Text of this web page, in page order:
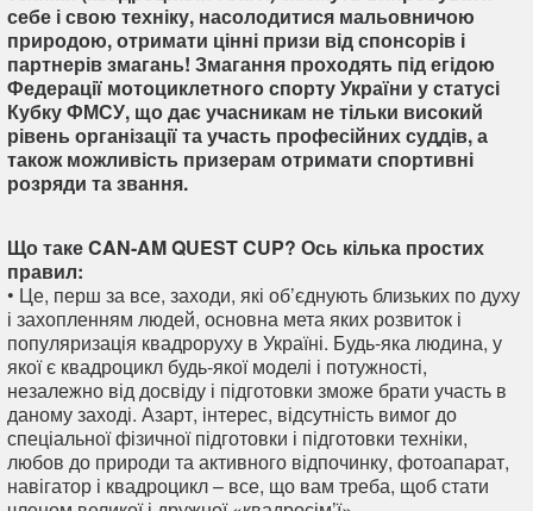
себе і свою техніку, насолодитися мальовничою
природою, отримати цінні призи від спонсорів і
партнерів змагань! Змагання проходять під егідою
Федерації мотоциклетного спорту України у статусі
Кубку ФМСУ, що дає учасникам не тільки високий
рівень організації та участь професійних суддів, а
також можливість призерам отримати спортивні
розряди та звання.
Що таке CAN-AM QUEST CUP? Ось кілька простих
правил:
• Це, перш за все, заходи, які об’єднують близьких по духу
і захопленням людей, основна мета яких розвиток і
популяризація квадроруху в Україні. Будь-яка людина, у
якої є квадроцикл будь-якої моделі і потужності,
незалежно від досвіду і підготовки зможе брати участь в
даному заході. Азарт, інтерес, відсутність вимог до
спеціальної фізичної підготовки і підготовки техніки,
любов до природи та активного відпочинку, фотоапарат,
навігатор і квадроцикл – все, що вам треба, щоб стати